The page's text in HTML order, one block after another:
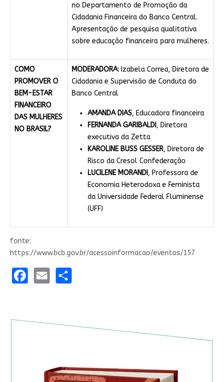
no Departamento de Promoção da
Cidadania Financeira do Banco Central.
Apresentação de pesquisa qualitativa
sobre educação financeira para mulheres.
COMO
PROMOVER O
BEM-ESTAR
FINANCEIRO
DAS MULHERES
NO BRASIL?
MODERADORA:Izabela Correa, Diretora de
Cidadania e Supervisão de Conduta do
Banco Central
AMANDA DIAS, Educadora financeira
FERNANDA GARIBALDI , Diretora
executiva da Zetta
KAROLINE BUSS GESSER, Diretora de
Risco da Cresol Confederação
LUCILENE MORANDI , Professora de
Economia Heterodoxa e Feminista
da Universidade Federal Fluminense
(UFF)
fonte:
https://www.bcb.gov.br/acessoinformacao/eventos/157
Facebook
EmailShare